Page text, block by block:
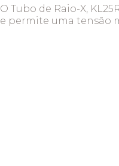
O Tubo de Raio-X,
e permite uma tensão